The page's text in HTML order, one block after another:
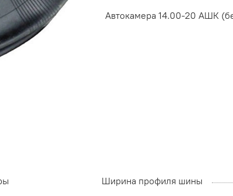
Автокамера 14.00-20 АШК
Ширина профиля шины